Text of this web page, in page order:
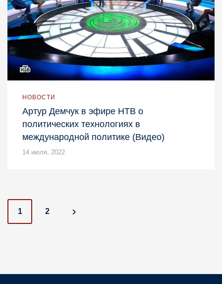
НОВОСТИ
Артур Демчук в эфире НТВ о
политических технологиях в
международной политике (Видео)
14 июля, 2022
P
t
1 2